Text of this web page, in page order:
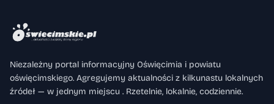
Niezależny portal informacyjny Oświęcimia i powiatu
oświęcimskiego. Agregujemy aktualności z kilkunastu lokalnych
źródeł — w jednym miejscu . Rzetelnie, lokalnie, codziennie.